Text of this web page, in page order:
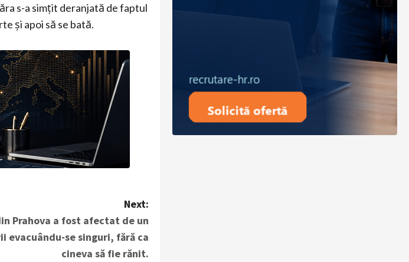
s-a simțit deranjată de faptul
și apoi să se bată.
Next:
Prahova a fost afectat de un
evacuându-se singuri, fără ca
cineva să fie rănit.